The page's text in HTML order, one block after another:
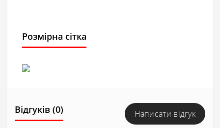
Розмірна сітка
Відгуків (0) Написати відгук